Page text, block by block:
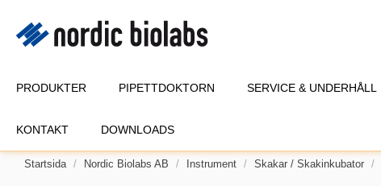
PRODUKTER PIPETTDOKTORN SERVICE & UNDERHÅLL
KONTAKT DOWNLOADS
Startsida Nordic Biolabs AB Instrument Skakar / Skakinkubator